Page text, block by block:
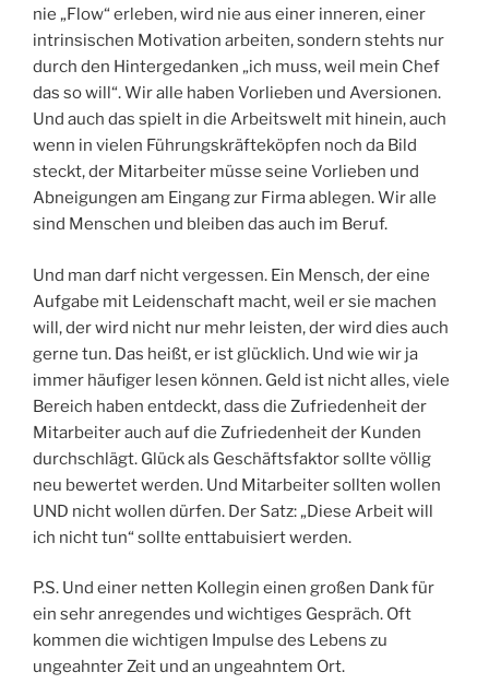
nie „Flow“ erleben, wird nie aus einer inneren, einer
intrinsischen Motivation arbeiten, sondern stehts nur
durch den Hintergedanken „ich muss, weil mein Chef
das so will“. Wir alle haben Vorlieben und Aversionen.
Und auch das spielt in die Arbeitswelt mit hinein, auch
wenn in vielen Führungskräfteköpfen noch da Bild
steckt, der Mitarbeiter müsse seine Vorlieben und
Abneigungen am Eingang zur Firma ablegen. Wir alle
sind Menschen und bleiben das auch im Beruf.
Und man darf nicht vergessen. Ein Mensch, der eine
Aufgabe mit Leidenschaft macht, weil er sie machen
will, der wird nicht nur mehr leisten, der wird dies auch
gerne tun. Das heißt, er ist glücklich. Und wie wir ja
immer häufiger lesen können. Geld ist nicht alles, viele
Bereich haben entdeckt, dass die Zufriedenheit der
Mitarbeiter auch auf die Zufriedenheit der Kunden
durchschlägt. Glück als Geschäftsfaktor sollte völlig
neu bewertet werden. Und Mitarbeiter sollten wollen
UND nicht wollen dürfen. Der Satz: „Diese Arbeit will
ich nicht tun“ sollte enttabuisiert werden.
P.S. Und einer netten Kollegin einen großen Dank für
ein sehr anregendes und wichtiges Gespräch. Oft
kommen die wichtigen Impulse des Lebens zu
ungeahnter Zeit und an ungeahntem Ort.